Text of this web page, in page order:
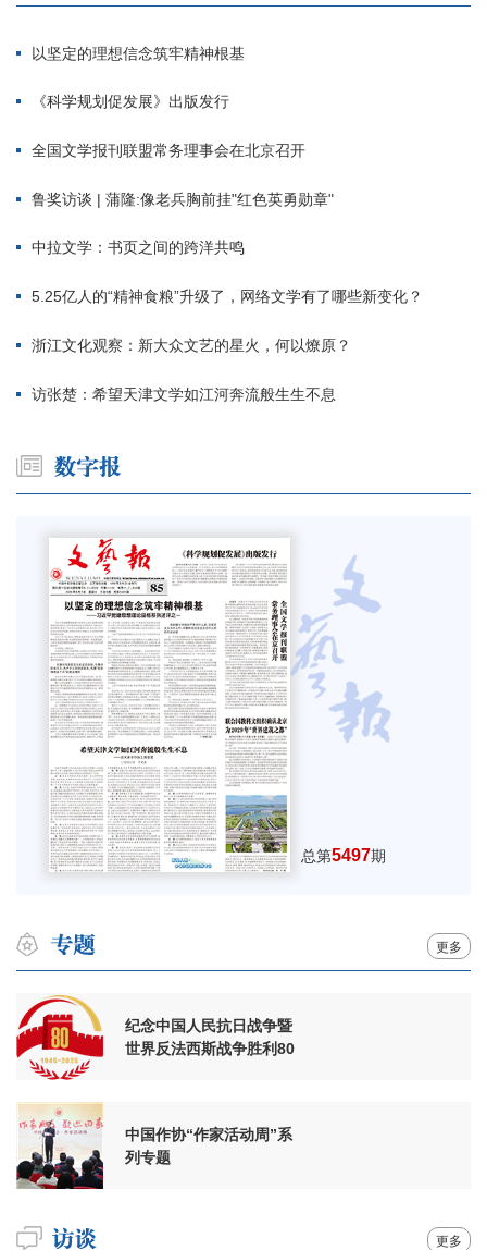
以坚定的理想信念筑牢精神根基
《科学规划促发展》出版发行
全国文学报刊联盟常务理事会在北京召开
鲁奖访谈 | 蒲隆:像老兵胸前挂"红色英勇勋章"
中拉文学：书页之间的跨洋共鸣
5.25亿人的“精神食粮”升级了，网络文学有了哪些新变化？
浙江文化观察：新大众文艺的星火，何以燎原？
访张楚：希望天津文学如江河奔流般生生不息
总第5497期
更多
纪念中国人民抗日战争暨
世界反法西斯战争胜利80
中国作协“作家活动周”系
列专题
更多